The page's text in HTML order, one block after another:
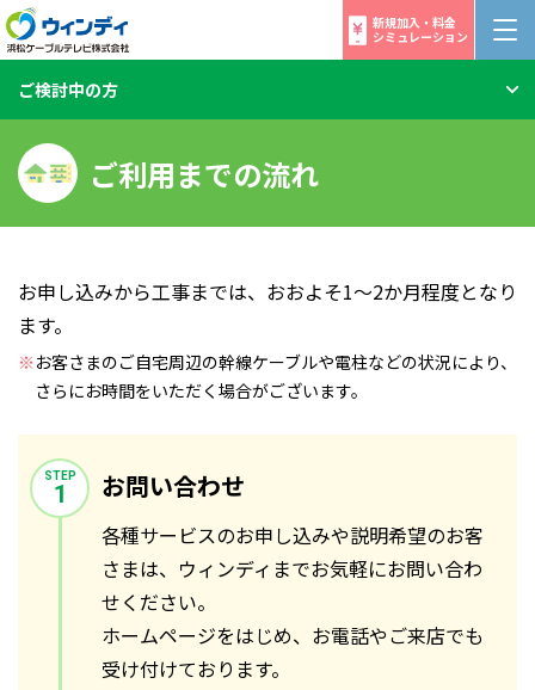
新規加入・料金
シミュレーション
ご検討中の方
ご利用までの流れ
お申し込みから工事までは、おおよそ1〜2か月程度となり
ます。
※ お客さまのご自宅周辺の幹線ケーブルや電柱などの状況により、
さらにお時間をいただく場合がございます。
STEP
1 お問い合わせ
各種サービスのお申し込みや説明希望のお客
さまは、ウィンディまでお気軽にお問い合わ
せください。
ホームページをはじめ、お電話やご来店でも
受け付けております。